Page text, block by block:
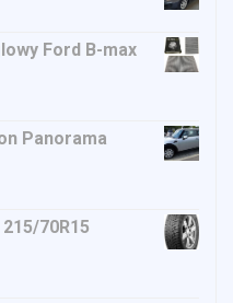
Ford B-max
Panorama
70R15